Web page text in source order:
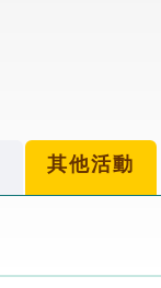
其他活動